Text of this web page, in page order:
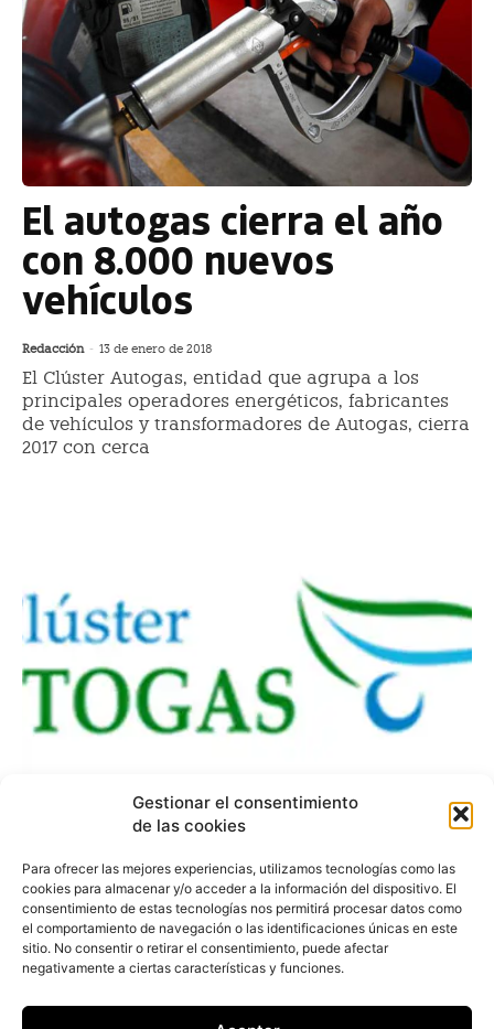
Gestionar el consentimiento
de las cookies
Para ofrecer las mejores experiencias, utilizamos tecnologías como las
cookies para almacenar y/o acceder a la información del dispositivo. El
consentimiento de estas tecnologías nos permitirá procesar datos como
el comportamiento de navegación o las identificaciones únicas en este
sitio. No consentir o retirar el consentimiento, puede afectar
negativamente a ciertas características y funciones.
El autogas cierra el año
con 8.000 nuevos
vehículos
Redacción - 13 de enero de 2018
El Clúster Autogas, entidad que agrupa a los
principales operadores energéticos, fabricantes
de vehículos y transformadores de Autogas, cierra
2017 con cerca
Clúster Autogas cuenta
con cuatro nuevos
asociados
ALD Automotive, Northgate, Fraikin y el INSIA son